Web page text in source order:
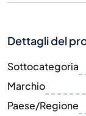
Dettagli del
Sottocategoria
Marchio
Paese/Regione